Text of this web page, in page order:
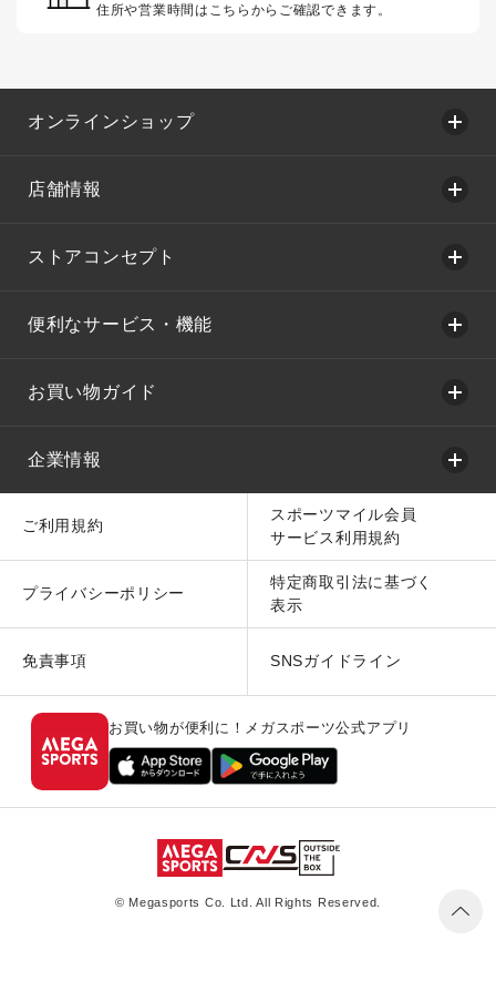
住所や営業時間はこちらからご確認できます。
オンラインショップ
店舗情報
ストアコンセプト
便利なサービス・機能
お買い物ガイド
企業情報
ご利用規約
スポーツマイル会員
サービス利用規約
プライバシーポリシー
特定商取引法に基づく
表示
免責事項 SNSガイドライン
お買い物が便利に！メガスポーツ公式アプリ
© Megasports Co. Ltd. All Rights Reserved.